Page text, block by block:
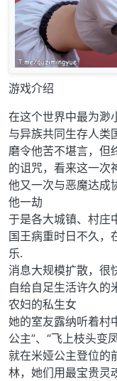
游戏介绍
在这个世界中最为渺
与异族共同生存人类
磨令他苦不堪言，但
的诅咒，看来这一次
他又一次与恶魔达成
他一劫
于是各大城镇、村庄
国王病重时日不久，
乐.
消息大规模扩散，很
自给自足生活许久的
农妇的私生女
她的室友露纳听着村
公主”、“飞上枝头变
就在米娅公主登位的
林，她们用最宝贵灵